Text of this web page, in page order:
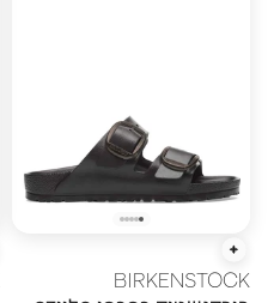
הוספה מהירה
BIRKENSTOCK